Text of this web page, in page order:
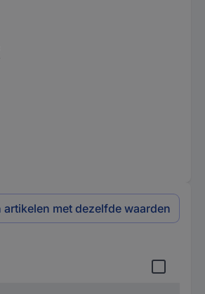
artikelen met dezelfde waarden